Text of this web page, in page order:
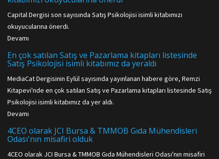
Capital Dergisi son sayısında Satış Psikolojisi isimli kitabımızı
okuyucularına önerdi.
Devamı
En çok satılan Satış ve Pazarlama kitapları listesinde
Satış Psikolojisi isimli kitabımız da yeraldı
MediaCat Dergisinin Eylül sayısında yayınlanan habere göre, Remzi
Kitapevi'nde en çok satılan Satış ve Pazarlama kitapları listesinde Satış
Psikolojisi isimli kitabımız da yer aldı.
Devamı
4CEO olarak JCI Bursa & TMMOB Gıda Mühendisleri
Odası'nın misafiri olduk
4CEO olarak JCI Bursa & TMMOB Gıda Mühendisleri Odası'nın misafiri